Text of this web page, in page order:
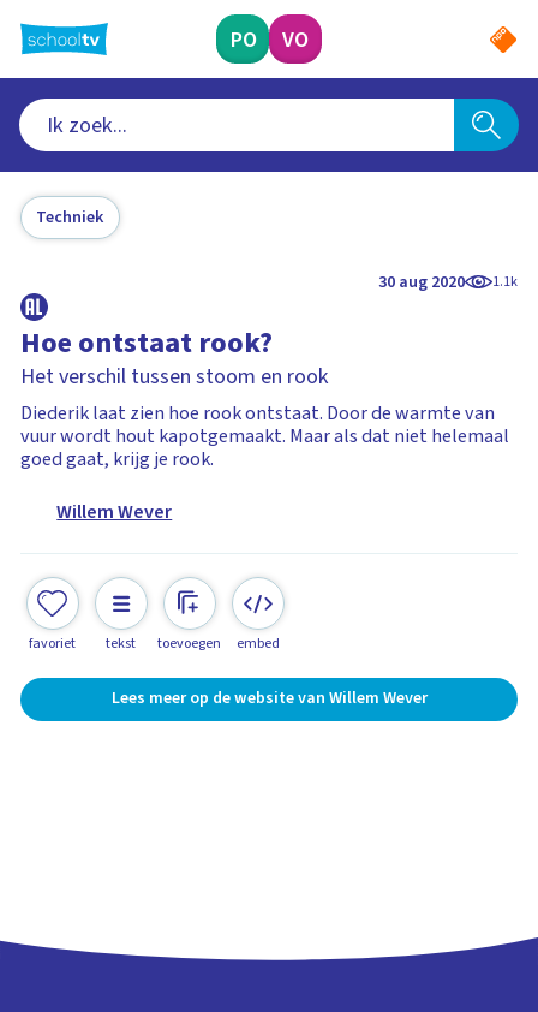
naar
hoofdinhoud
PO VO
Techniek
30 aug 2020 1.1k
Hoe ontstaat rook?
Het verschil tussen stoom en rook
Diederik laat zien hoe rook ontstaat. Door de warmte van
vuur wordt hout kapotgemaakt. Maar als dat niet helemaal
goed gaat, krijg je rook.
Willem Wever
favoriet tekst toevoegen embed
Lees meer op de website van Willem Wever